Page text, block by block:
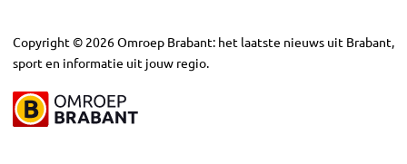
Copyright © 2026Omroep Brabant: het laatste nieuws uit Brabant,
sport en informatie uit jouw regio.